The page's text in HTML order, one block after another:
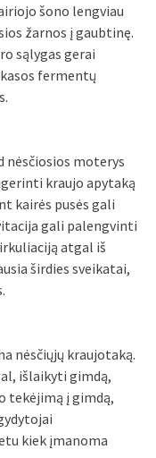
šono lengviau
žarnos į gaubtinę.
sąlygas gerai
fermentų
nėsčiosios moterys
kraujo apytaką
kairės pusės gali
gali palengvinti
atgal iš
širdies sveikatai,
nėsčiųjų kraujotaką.
išlaikyti gimdą,
tekėjimą į gimdą,
kiek įmanoma